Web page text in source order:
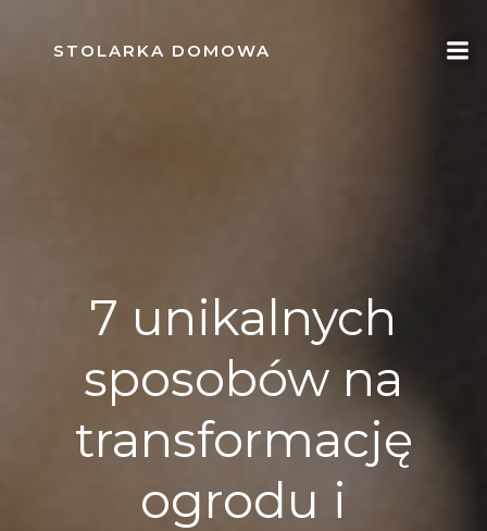
content
STOLARKA DOMOWA
7 unikalnych
sposobów na
transformację
ogrodu i